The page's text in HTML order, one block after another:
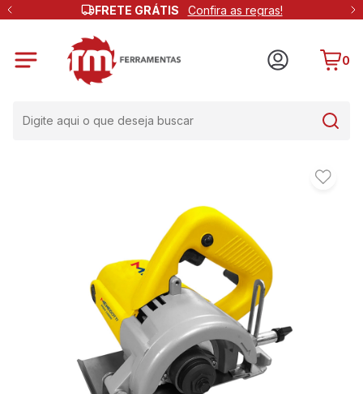
FRETE GRÁTIS Confira as regras!
0